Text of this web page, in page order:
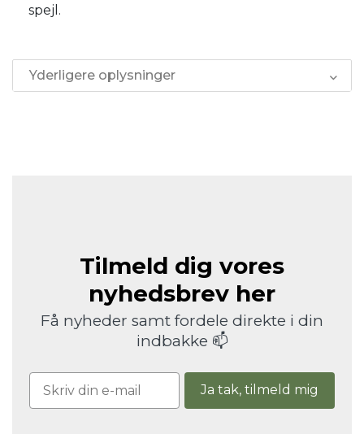
spejl.
Yderligere oplysninger
Tilmeld dig vores
nyhedsbrev her
Få nyheder samt fordele direkte i din
indbakke 📫
Ja tak, tilmeld mig